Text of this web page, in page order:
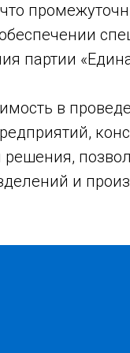
партии
в
решения,
и